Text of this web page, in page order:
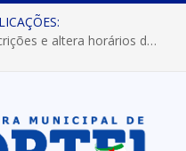
Prefeitura de Portel prorroga inscrições e altera horários dos concursos “Musa” e “Miss Mix Verão 2026”